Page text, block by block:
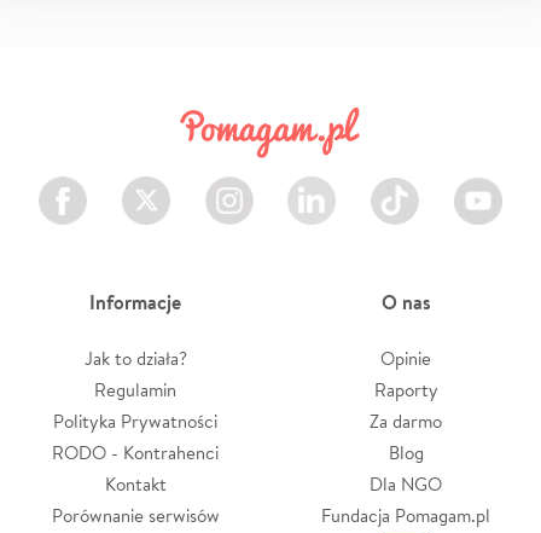
Facebook Twitter Instagram LinkedIn TikTok Youtube
Informacje
Jak to działa?
Regulamin
Polityka Prywatności
RODO - Kontrahenci
Kontakt
Porównanie serwisów
O nas
Opinie
Raporty
Za darmo
Blog
Dla NGO
Fundacja Pomagam.pl